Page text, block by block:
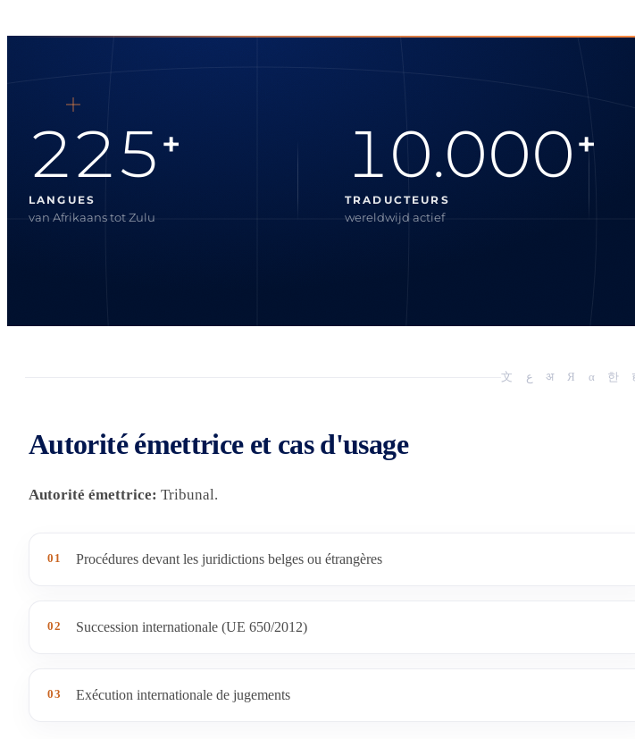
225 +
LANGUES
van Afrikaans tot Zulu
10.000+
TRADUCTEURS
wereldwijd actief
Autorité émettrice et cas d'usage
Autorité émettrice: Tribunal.
01 Procédures devant les juridictions belges ou étrangères
02 Succession internationale (UE 650/2012)
03 Exécution internationale de jugements